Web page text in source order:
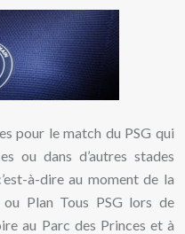
pour le match du PSG qui
ou dans d’autres stades
à-dire au moment de la
Plan Tous PSG lors de
au Parc des Princes et à